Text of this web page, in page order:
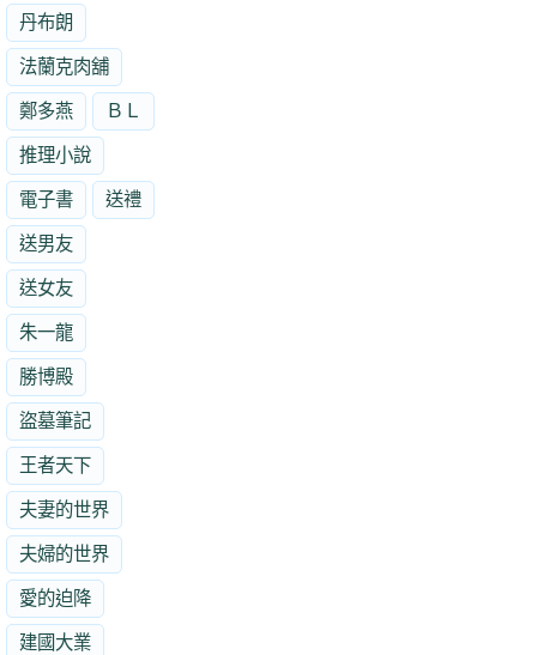
丹布朗
法蘭克肉舖
鄭多燕 ＢＬ
推理小說
電子書 送禮
送男友
送女友
朱一龍
勝博殿
盜墓筆記
王者天下
夫妻的世界
夫婦的世界
愛的迫降
建國大業